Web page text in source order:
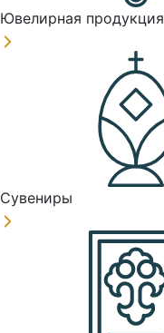
Ювелирная продукция
Сувениры